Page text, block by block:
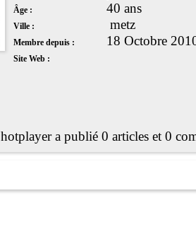
Âge : 40 ans
Ville : metz
Membre depuis : 18 Octobre
Site Web :
hotplayer a publié 0 articles et 0